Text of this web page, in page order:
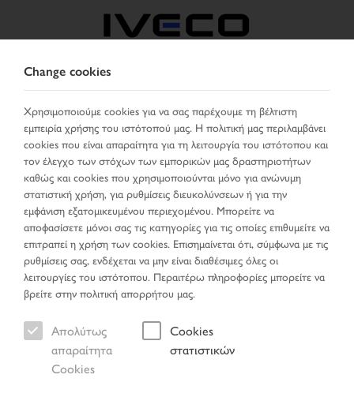
ΕΠΙΛΈΞΤΕ ΧΏΡΑ ΑΛΛΑΞΕ ΓΛΏΣΣΑ
Toggle
navigation
MENU
Όχημα
Σελίδα έναρξης
Αποτέλεσμα αναζήτησης
Change cookies
Χρησιμοποιούμε cookies για να σας παρέχουμε τη βέλτιστη
εμπειρία χρήσης του ιστότοπού μας. Η πολιτική μας περιλαμβάνει
cookies που είναι απαραίτητα για τη λειτουργία του ιστότοπου και
τον έλεγχο των στόχων των εμπορικών μας δραστηριοτήτων
καθώς και cookies που χρησιμοποιούνται μόνο για ανώνυμη
στατιστική χρήση, για ρυθμίσεις διευκολύνσεων ή για την
εμφάνιση εξατομικευμένου περιεχομένου. Μπορείτε να
αποφασίσετε μόνοι σας τις κατηγορίες για τις οποίες επιθυμείτε να
επιτραπεί η χρήση των cookies. Επισημαίνεται ότι, σύμφωνα με τις
ρυθμίσεις σας, ενδέχεται να μην είναι διαθέσιμες όλες οι
λειτουργίες του ιστότοπου. Περαιτέρω πληροφορίες μπορείτε να
βρείτε στην πολιτική απορρήτου μας.
Απολύτως
απαραίτητα
Cookies
Cookies
στατιστικών